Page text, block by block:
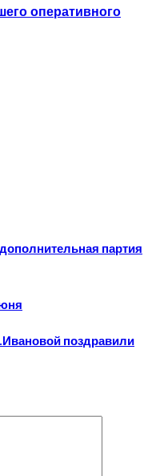
оперативного
партия
поздравили